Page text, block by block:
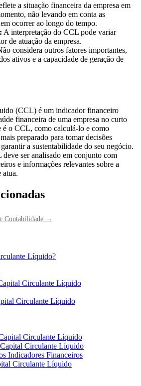
a situação financeira da empresa em
não levando em conta as
ocorrer ao longo do tempo.
A interpretação do CCL pode variar
de atuação da empresa.
considera outros fatores importantes,
ativos e a capacidade de geração de
(CCL) é um indicador financeiro
financeira de uma empresa no curto
é o CCL, como calculá-lo e como
preparado para tomar decisões
a sustentabilidade do seu negócio.
ser analisado em conjunto com
e informações relevantes sobre a
atua.
Contabilidade →
Líquido?
Circulante Líquido
Circulante Líquido
Circulante Líquido
Circulante Líquido
Indicadores Financeiros
Circulante Líquido